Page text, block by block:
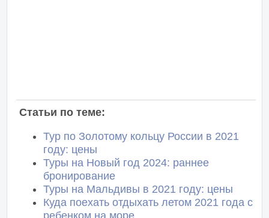
Статьи по теме:
Тур по Золотому кольцу России в 2021
году: цены
Туры на Новый год 2024: раннее
бронирование
Туры на Мальдивы в 2021 году: цены
Куда поехать отдыхать летом 2021 года с
ребенком на море